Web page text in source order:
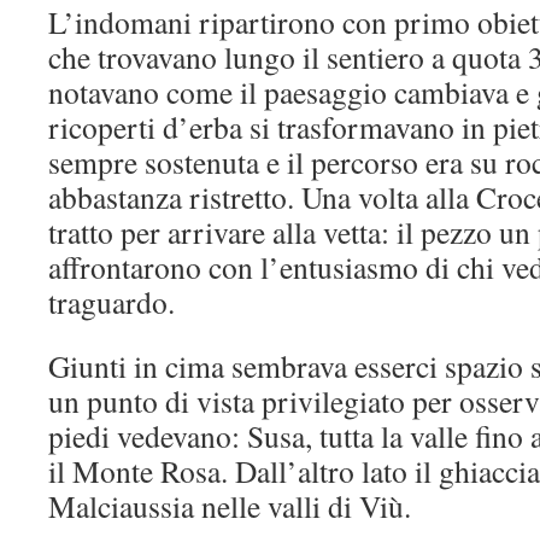
L’indomani ripartirono con primo
che trovavano lungo il sentiero a quota
notavano come il paesaggio cambiava
ricoperti d’erba si trasformavano in
sempre sostenuta e il percorso era su
abbastanza ristretto. Una volta alla
tratto per arrivare alla vetta: il pezzo
affrontarono con l’entusiasmo di chi
traguardo.
Giunti in cima sembrava esserci spazio
un punto di vista privilegiato per
piedi vedevano: Susa, tutta la valle
il Monte Rosa. Dall’altro lato il
Malciaussia nelle valli di Viù.